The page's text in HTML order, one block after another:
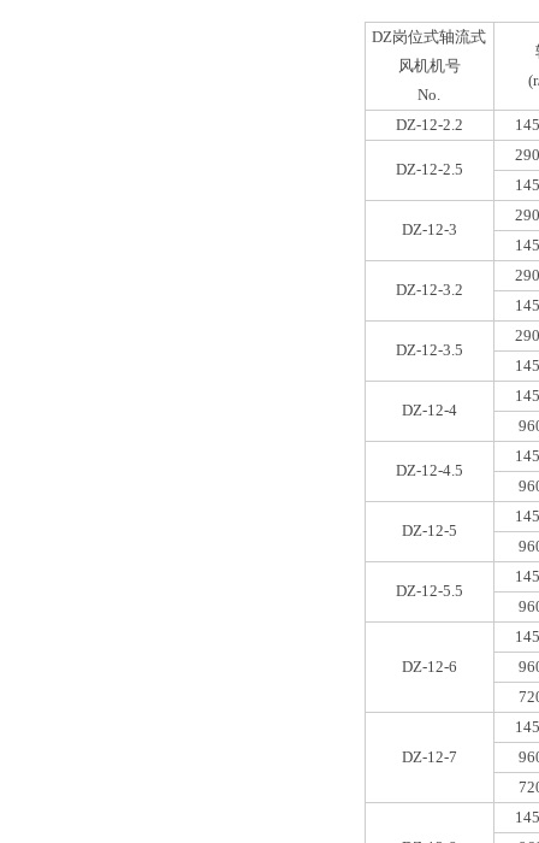
DZ岗位式轴流式
风机机号
No.
DZ-12-2.2
DZ-12-2.5
DZ-12-3
DZ-12-3.2
DZ-12-3.5
DZ-12-4
DZ-12-4.5
DZ-12-5
DZ-12-5.5
DZ-12-6
DZ-12-7